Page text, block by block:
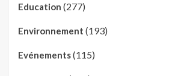
Education (277)
Environnement (193)
Evénements(115)